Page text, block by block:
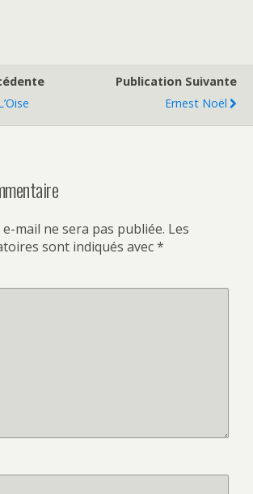
Publication Suivante
Ernest Noël
mail ne sera pas publiée. Les
sont indiqués avec*